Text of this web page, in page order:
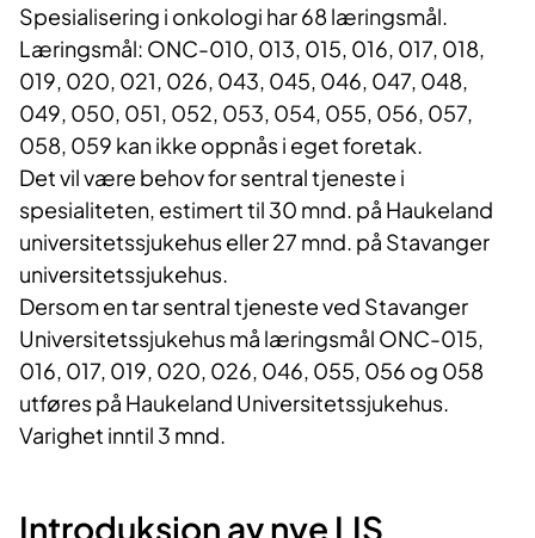
Spesialisering i onkologi har 68 læringsmål.
Læringsmål: ONC-010, 013, 015, 016, 017, 018,
019, 020, 021, 026, 043, 045, 046, 047, 048,
049, 050, 051, 052, 053, 054, 055, 056, 057,
058, 059 kan ikke oppnås i eget foretak.
Det vil være behov for sentral tjeneste i
spesialiteten, estimert til 30 mnd. på Haukeland
universitetssjukehus eller 27 mnd. på Stavanger
universitetssjukehus.
Dersom en tar sentral tjeneste ved Stavanger
Universitetssjukehus må læringsmål ONC-015,
016, 017, 019, 020, 026, 046, 055, 056 og 058
utføres på Haukeland Universitetssjukehus.
Varighet inntil 3 mnd.
Introduksjon av nye LIS